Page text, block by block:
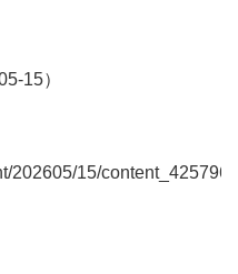
15）
202605/15/